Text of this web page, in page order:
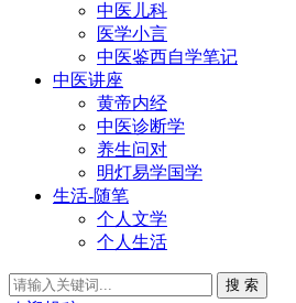
中医儿科
医学小言
中医鉴西自学笔记
中医讲座
黄帝内经
中医诊断学
养生问对
明灯易学国学
生活-随笔
个人文学
个人生活
搜 索